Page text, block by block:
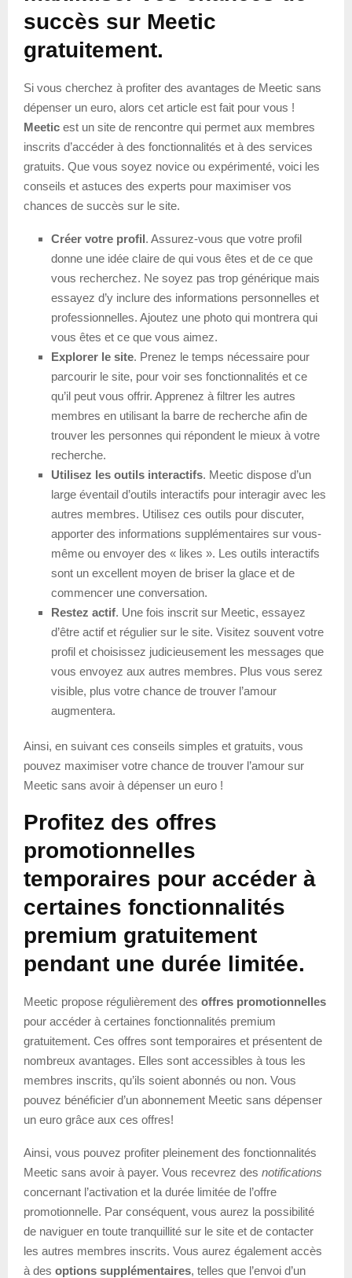
succès sur Meetic
gratuitement.
Si vous cherchez à profiter des avantages de Meetic sans
dépenser un euro, alors cet article est fait pour vous !
Meetic est un site de rencontre qui permet aux membres
inscrits d’accéder à des fonctionnalités et à des services
gratuits. Que vous soyez novice ou expérimenté, voici les
conseils et astuces des experts pour maximiser vos
chances de succès sur le site.
Créer votre profil. Assurez-vous que votre profil
donne une idée claire de qui vous êtes et de ce que
vous recherchez. Ne soyez pas trop générique mais
essayez d’y inclure des informations personnelles et
professionnelles. Ajoutez une photo qui montrera qui
vous êtes et ce que vous aimez.
Explorer le site. Prenez le temps nécessaire pour
parcourir le site, pour voir ses fonctionnalités et ce
qu’il peut vous offrir. Apprenez à filtrer les autres
membres en utilisant la barre de recherche afin de
trouver les personnes qui répondent le mieux à votre
recherche.
Utilisez les outils interactifs. Meetic dispose d’un
large éventail d’outils interactifs pour interagir avec les
autres membres. Utilisez ces outils pour discuter,
apporter des informations supplémentaires sur vous-
même ou envoyer des « likes ». Les outils interactifs
sont un excellent moyen de briser la glace et de
commencer une conversation.
Restez actif. Une fois inscrit sur Meetic, essayez
d’être actif et régulier sur le site. Visitez souvent votre
profil et choisissez judicieusement les messages que
vous envoyez aux autres membres. Plus vous serez
visible, plus votre chance de trouver l’amour
augmentera.
Ainsi, en suivant ces conseils simples et gratuits, vous
pouvez maximiser votre chance de trouver l’amour sur
Meetic sans avoir à dépenser un euro !
Profitez des offres
promotionnelles
temporaires pour accéder à
certaines fonctionnalités
premium gratuitement
pendant une durée limitée.
Meetic propose régulièrement des offres promotionnelles
pour accéder à certaines fonctionnalités premium
gratuitement. Ces offres sont temporaires et présentent de
nombreux avantages. Elles sont accessibles à tous les
membres inscrits, qu’ils soient abonnés ou non. Vous
pouvez bénéficier d’un abonnement Meetic sans dépenser
un euro grâce aux ces offres!
Ainsi, vous pouvez profiter pleinement des fonctionnalités
Meetic sans avoir à payer. Vous recevrez des notifications
concernant l’activation et la durée limitée de l’offre
promotionnelle. Par conséquent, vous aurez la possibilité
de naviguer en toute tranquillité sur le site et de contacter
les autres membres inscrits. Vous aurez également accès
à des options supplémentaires, telles que l’envoi d’un